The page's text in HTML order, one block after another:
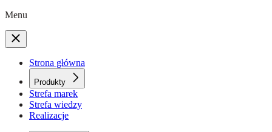
Menu
Strona główna
Produkty
Strefa marek
Strefa wiedzy
Realizacje